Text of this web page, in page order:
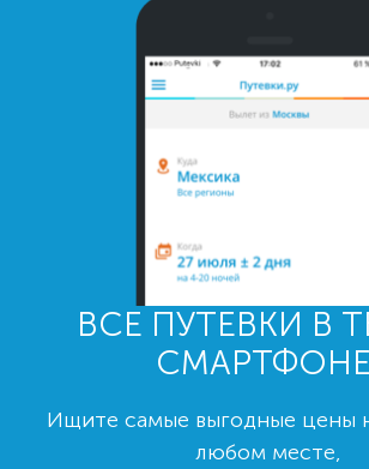
ВСЕ ПУТЕВКИ В
Ищите самые выгодные цены
любом месте,